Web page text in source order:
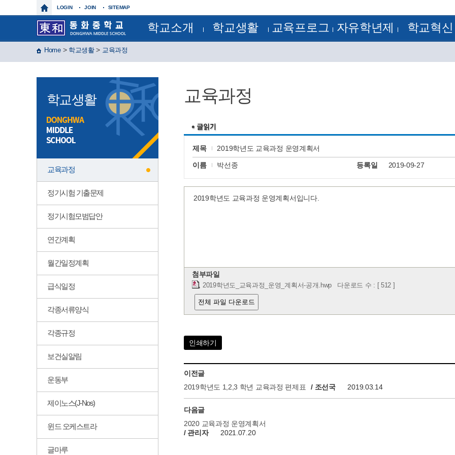
LOGIN JOIN SITEMAP
학교소개
학교연혁
특색사업
학교현황
건물배치도
찾아오시는길
학교생활
정기시험모범답안
급식일정
각종서류양식
운동부
제이노스(J-Nos)
윈드 오케스트라
글마루
교육프로그
학습자료실
자유학년제
3학년
학교혁신
전문적 학습 공동체
Home> 학교생활> 교육과정
교육과정
제목 2019학년도 교육과정 운영계획서
이름 박선종 등록일 2019-09-27
2019학년도 교육과정 운영계획서입니다.
첨부파일
2019학년도_교육과정_운영_계획서-공개.hwp 다운로드 수 : [ 512 ]
전체 파일 다운로드
인쇄하기
이전글
2019학년도 1,2,3 학년 교육과정 편제표
/ 조선국 2019.03.14
다음글
2020 교육과정 운영계획서
/ 관리자
2021.07.20
학교생활
교육과정
정기시험 기출문제
정기시험모범답안
연간계획
월간일정계획
급식일정
각종서류양식
각종규정
보건실알림
운동부
제이노스(J-Nos)
윈드 오케스트라
글마루